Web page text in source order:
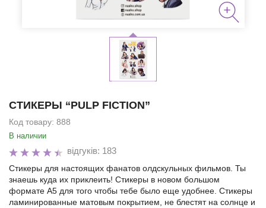
СТИКЕРЫ “PULP FICTION”
Код товару: 888
В наличии
відгуків: 183
Cтикеры для настоящих фанатов олдскульных фильмов. Ты
знаешь куда их приклеить! Стикеры в новом большом
формате А5 для того чтобы тебе было еще удобнее. Стикеры
ламинированные матовым покрытием, не блестят на солнце и